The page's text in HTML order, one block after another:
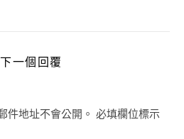
一個回覆
件地址不會公開。 必填欄位標示